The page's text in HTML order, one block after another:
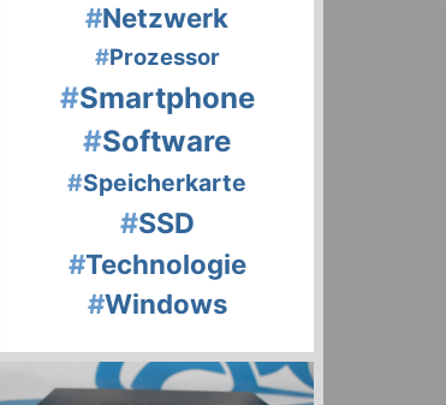
#Netzwerk
#Prozessor
#Smartphone
#Software
#Speicherkarte
#SSD
#Technologie
#Windows